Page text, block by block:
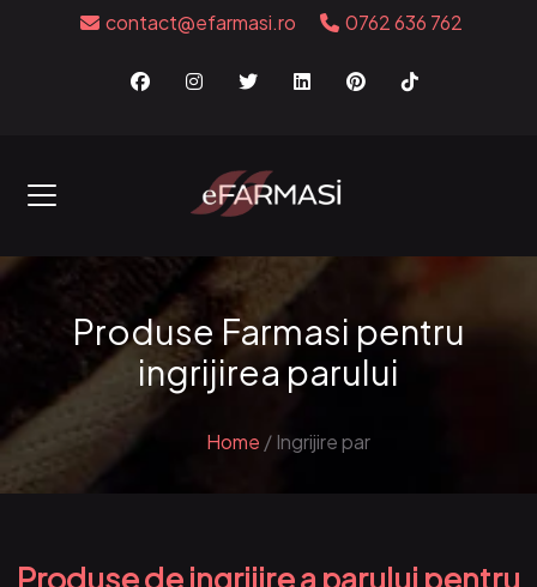
contact@efarmasi.ro 0762 636 762
Produse Farmasi pentru
ingrijirea parului
Home / Ingrijire par
Produse de ingrijire a parului pentru